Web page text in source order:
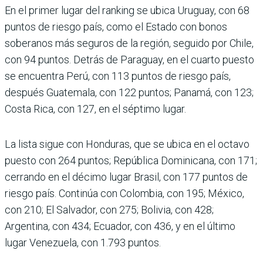
En el primer lugar del ran­king se ubica Uruguay, con 68
puntos de riesgo país, como el Estado con bonos
soberanos más seguros de la región, seguido por Chile,
con 94 puntos. Detrás de Para­guay, en el cuarto puesto
se encuentra Perú, con 113 pun­tos de riesgo país,
después Guatemala, con 122 puntos; Panamá, con 123;
Costa Rica, con 127, en el séptimo lugar.
La lista sigue con Hondu­ras, que se ubica en el octavo
puesto con 264 puntos; República Dominicana, con 171;
cerrando en el décimo lugar Brasil, con 177 puntos de
riesgo país. Continúa con Colombia, con 195; México,
con 210; El Salvador, con 275; Bolivia, con 428;
Argentina, con 434; Ecuador, con 436, y en el último
lugar Venezuela, con 1.793 puntos.